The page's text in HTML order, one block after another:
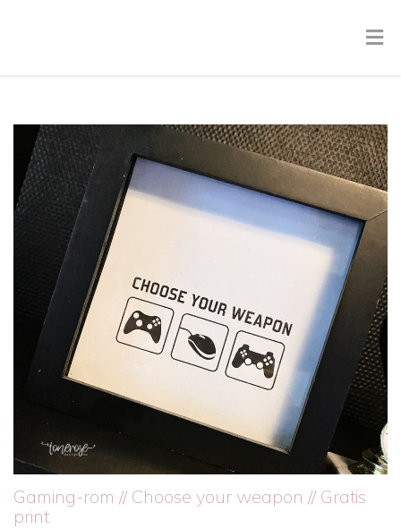
Gaming-rom // Choose your weapon // Gratis
print